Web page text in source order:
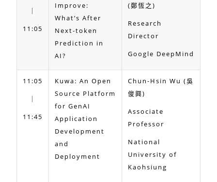
｜
11:05
Improve:
What’s After
Next-token
Prediction in
AI?
(鄭恆之)
Research
Director
Google DeepMind
11:05
｜
11:45
Kuwa: An Open
Source Platform
for GenAI
Application
Development
and
Deployment
Chun-Hsin Wu (吳
俊興)
Associate
Professor
National
University of
Kaohsiung